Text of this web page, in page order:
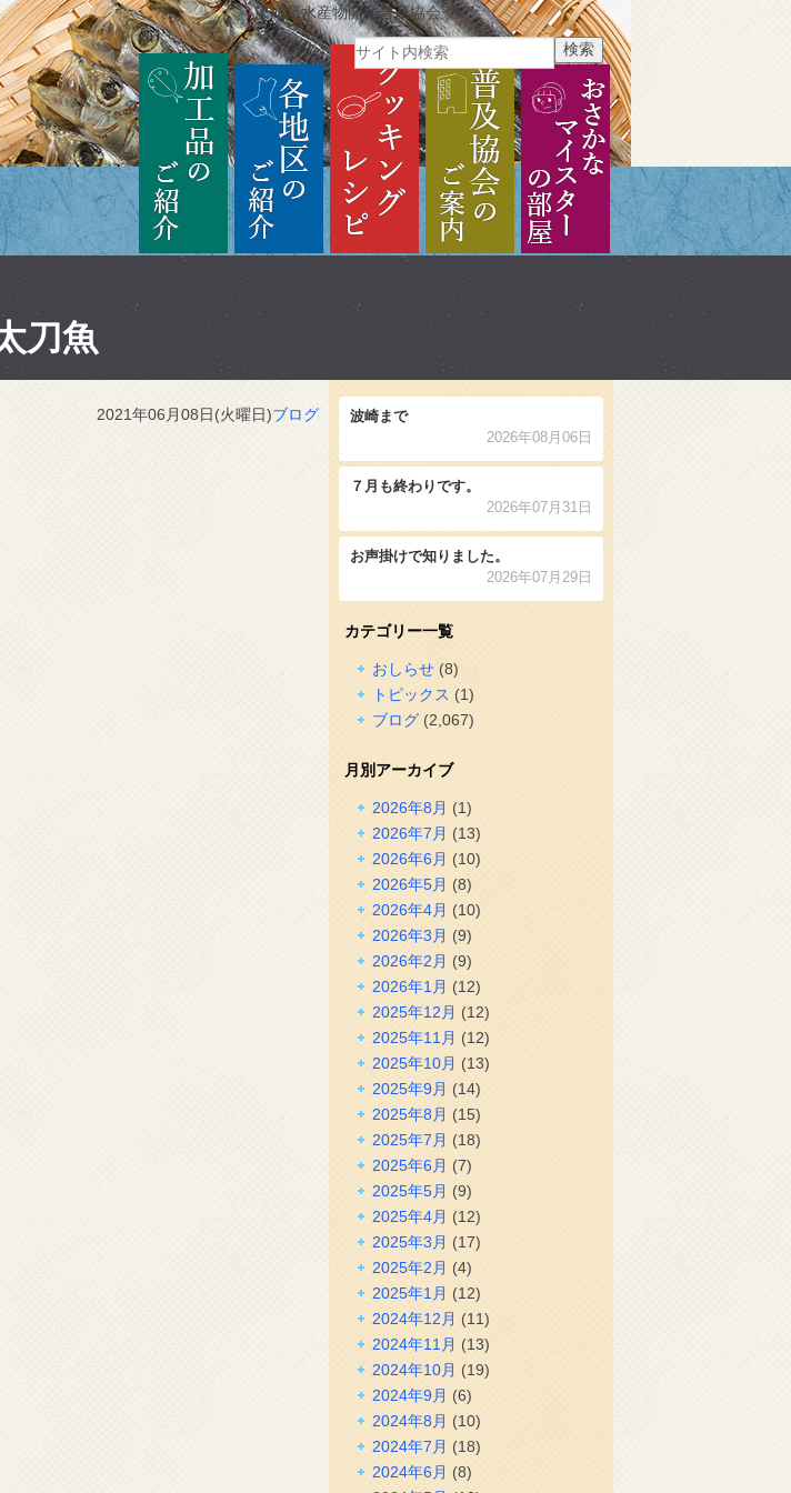
茨城県水産物開発普及協会
おさかなマイスターの部
普及協会のご案内
クッキングレシピ
各地区のご紹介
加工品のご紹介
刀魚
2021年06月08日(火曜日)ブログ
波崎まで
2026年08月06日
７月も終わりです。
2026年07月31日
お声掛けで知りました。
2026年07月29日
カテゴリー一覧
おしらせ(8)
トピックス (1)
ブログ(2,067)
月別アーカイブ
2026年8月 (1)
2026年7月 (13)
2026年6月 (10)
2026年5月 (8)
2026年4月 (10)
2026年3月 (9)
2026年2月 (9)
2026年1月 (12)
2025年12月 (12)
2025年11月 (12)
2025年10月 (13)
2025年9月 (14)
2025年8月 (15)
2025年7月 (18)
2025年6月 (7)
2025年5月 (9)
2025年4月 (12)
2025年3月 (17)
2025年2月 (4)
2025年1月 (12)
2024年12月 (11)
2024年11月 (13)
2024年10月 (19)
2024年9月 (6)
2024年8月 (10)
2024年7月 (18)
2024年6月 (8)